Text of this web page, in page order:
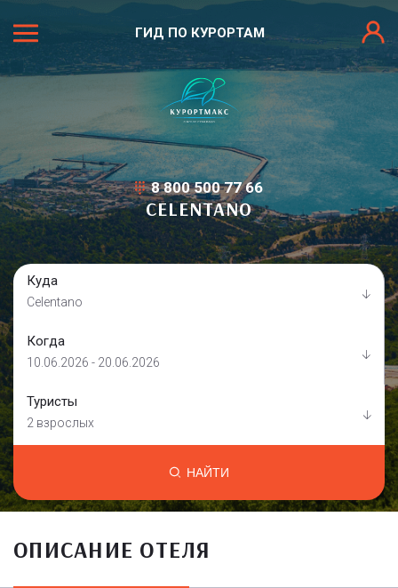
ГИД ПО КУРОРТАМ
8 800 500 77 66
CELENTANO
Куда
Celentano
Когда
10.06.2026 - 20.06.2026
Туристы
2 взрослых
НАЙТИ
ОПИСАНИЕ ОТЕЛЯ